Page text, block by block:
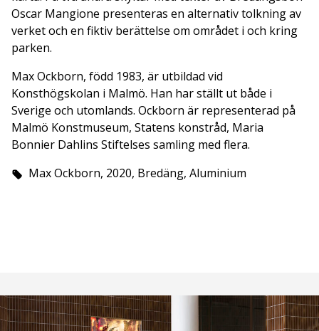
Oscar Mangione presenteras en alternativ tolkning av
verket och en fiktiv berättelse om området i och kring
parken.
Max Ockborn, född 1983, är utbildad vid
Konsthögskolan i Malmö. Han har ställt ut både i
Sverige och utomlands. Ockborn är representerad på
Malmö Konstmuseum, Statens konstråd, Maria
Bonnier Dahlins Stiftelses samling med flera.
Max Ockborn, 2020, Bredäng, Aluminium